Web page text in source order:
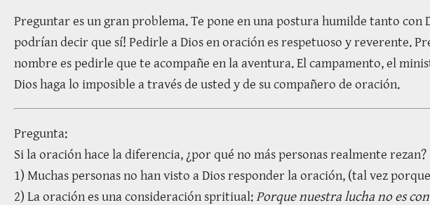
Preguntar es un gran problema. Te pone en una postura humilde tanto con
podrían decir que sí! Pedirle a Dios en oración es respetuoso y reverente.
nombre es pedirle que te acompañe en la aventura. El campamento, el
Dios haga lo imposible a través de usted y de su compañero de oración.
Pregunta:
Si la oración hace la diferencia, ¿por qué no más personas realmente rezan?
1) Muchas personas no han visto a Dios responder la oración, (tal vez
2) La oración es una consideración spritiual:Porque nuestra lucha no es